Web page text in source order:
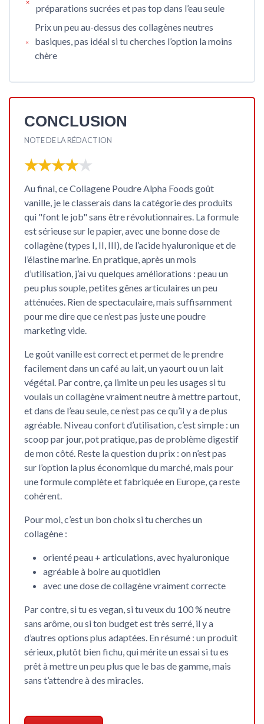
préparations sucrées et pas top dans l’eau seule
Prix un peu au-dessus des collagènes neutres
basiques, pas idéal si tu cherches l’option la moins
chère
CONCLUSION
NOTE DE LA RÉDACTION
★★★★★
★★★★★
Au final, ceCollagene Poudre Alpha Foods goût
vanille, je le classerais dans la catégorie des produits
qui "font le job" sans être révolutionnaires. La formule
est sérieuse sur le papier, avec une bonne dose de
collagène (types I, II, III), de l’acide hyaluronique et de
l’élastine marine. En pratique, après un mois
d’utilisation, j’ai vu quelques améliorations : peau un
peu plus souple, petites gênes articulaires un peu
atténuées. Rien de spectaculaire, mais suffisamment
pour me dire que ce n’est pas juste une poudre
marketing vide.
Le goût vanille est correct et permet de le prendre
facilement dans un café au lait, un yaourt ou un lait
végétal. Par contre, ça limite un peu les usages si tu
voulais un collagène vraiment neutre à mettre partout,
et dans de l’eau seule, ce n’est pas ce qu’il y a de plus
agréable. Niveau confort d’utilisation, c’est simple : un
scoop par jour, pot pratique, pas de problème digestif
de mon côté. Reste la question du prix : on n’est pas
sur l’option la plus économique du marché, mais pour
une formule complète et fabriquée en Europe, ça reste
cohérent.
Pour moi, c’est un bon choixsi tu cherches un
collagène :
orienté peau + articulations, avec hyaluronique
agréable à boire au quotidien
avec une dose de collagène vraiment correcte
Par contre, si tu es vegan, si tu veux du 100 % neutre
sans arôme, ou si ton budget est très serré, il y a
d’autres options plus adaptées. En résumé : un produit
sérieux, plutôt bien fichu, qui mérite un essai si tu es
prêt à mettre un peu plus que le bas de gamme, mais
sans t’attendre à des miracles.